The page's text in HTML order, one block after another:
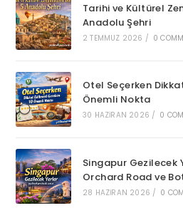
Tarihi ve Kültürel
Anadolu Şehri
2 TEMMUZ 2026 / 0
Otel Seçerken
Önemli Nokta
30 HAZIRAN 2026 / 0
Singapur Gezilecek
Orchard Road ve
28 HAZIRAN 2026 / 0